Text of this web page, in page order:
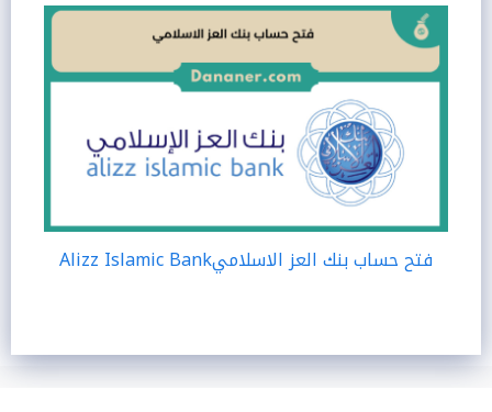
فتح حساب بنك العز الاسلاميAlizz Islamic Bank